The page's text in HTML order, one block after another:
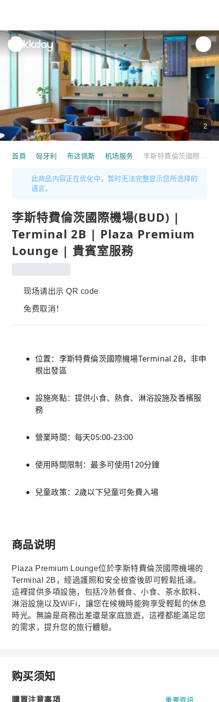
unread
notifications
2
首頁 匈牙利 布达佩斯 机场服务
此商品内容正在优化中，暂时无法完整显示您所选择的
语言。
李斯特費倫茨國際機場(BUD) |
Terminal 2B | Plaza Premium
Lounge | 貴賓室服務
现场请出示 QR code
免费取消！
位置：李斯特費倫茨國際機場Terminal 2B，非申
根出發區
設施亮點：提供小食、熱食、淋浴設施及香檳服
務
營業時間：每天05:00-23:00
使用時間限制：最多可使用120分鐘
兒童政策：2歲以下兒童可免費入場
商品说明
Plaza Premium Lounge位於李斯特費倫茨國際機場的
Terminal 2B，經過護照和安全檢查後即可輕鬆抵達。
這裡提供多項設施，包括冷熱餐食、小食、茶水飲料、
淋浴設施以及WiFi，讓您在候機時能夠享受輕鬆的休息
時光。無論是商務出差還是家庭旅遊，這裡都能滿足您
的需求，提升您的旅行體驗。
购买须知
購買注意事項 重要資訊